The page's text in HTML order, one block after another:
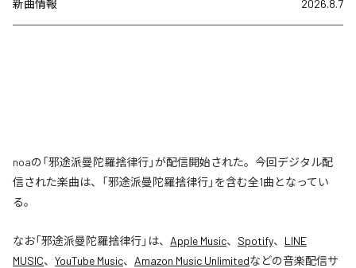
新曲情報 2026.8.7
noaの「邪途派曼陀羅捨律行」が配信開始された。今回デジタル配
信された楽曲は、「邪途派曼陀羅捨律行」を含む全1曲となってい
る。
なお「邪途派曼陀羅捨律行」は、 Apple Music、 Spotify、 LINE
MUSIC、 YouTube Music、 Amazon Music Unlimitedなどの音楽配信サ